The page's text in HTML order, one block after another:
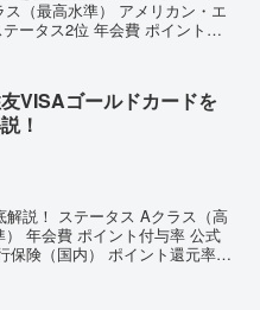
（最高水準） アメリカン・エ
ータス2位 年会費 ポイント付
VISAゴールドカードを
！
説！ ステータス Aクラス（高
年会費 ポイント付与率 公式
険（国内） ポイント還元率